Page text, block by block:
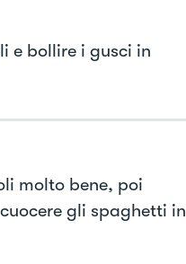
e bollire i gusci in
molto bene, poi
gli spaghetti in